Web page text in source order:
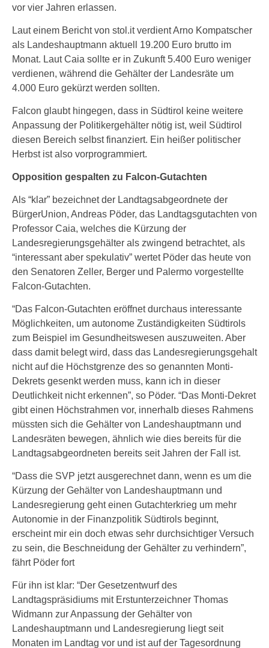
vor vier Jahren erlassen.
Laut einem Bericht von stol.it verdient Arno Kompatscher
als Landeshauptmann aktuell 19.200 Euro brutto im
Monat. Laut Caia sollte er in Zukunft 5.400 Euro weniger
verdienen, während die Gehälter der Landesräte um
4.000 Euro gekürzt werden sollten.
Falcon glaubt hingegen, dass in Südtirol keine weitere
Anpassung der Politikergehälter nötig ist, weil Südtirol
diesen Bereich selbst finanziert. Ein heißer politischer
Herbst ist also vorprogrammiert.
Opposition gespalten zu Falcon-Gutachten
Als “klar” bezeichnet der Landtagsabgeordnete der
BürgerUnion, Andreas Pöder, das Landtagsgutachten von
Professor Caia, welches die Kürzung der
Landesregierungsgehälter als zwingend betrachtet, als
“interessant aber spekulativ” wertet Pöder das heute von
den Senatoren Zeller, Berger und Palermo vorgestellte
Falcon-Gutachten.
“Das Falcon-Gutachten eröffnet durchaus interessante
Möglichkeiten, um autonome Zuständigkeiten Südtirols
zum Beispiel im Gesundheitswesen auszuweiten. Aber
dass damit belegt wird, dass das Landesregierungsgehalt
nicht auf die Höchstgrenze des so genannten Monti-
Dekrets gesenkt werden muss, kann ich in dieser
Deutlichkeit nicht erkennen”, so Pöder. “Das Monti-Dekret
gibt einen Höchstrahmen vor, innerhalb dieses Rahmens
müssten sich die Gehälter von Landeshauptmann und
Landesräten bewegen, ähnlich wie dies bereits für die
Landtagsabgeordneten bereits seit Jahren der Fall ist.
“Dass die SVP jetzt ausgerechnet dann, wenn es um die
Kürzung der Gehälter von Landeshauptmann und
Landesregierung geht einen Gutachterkrieg um mehr
Autonomie in der Finanzpolitik Südtirols beginnt,
erscheint mir ein doch etwas sehr durchsichtiger Versuch
zu sein, die Beschneidung der Gehälter zu verhindern”,
fährt Pöder fort
Für ihn ist klar: “Der Gesetzentwurf des
Landtagspräsidiums mit Erstunterzeichner Thomas
Widmann zur Anpassung der Gehälter von
Landeshauptmann und Landesregierung liegt seit
Monaten im Landtag vor und ist auf der Tagesordnung